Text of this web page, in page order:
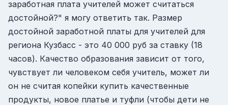
заработная плата учителей может считаться
достойной?" я могу ответить так. Размер
достойной заработной платы для учителей для
региона Кузбасс - это 40 000 руб за ставку (18
часов). Качество образования зависит от того,
чувствует ли человеком себя учитель, может ли
он не считая копейки купить качественные
продукты, новое платье и туфли (чтобы дети не